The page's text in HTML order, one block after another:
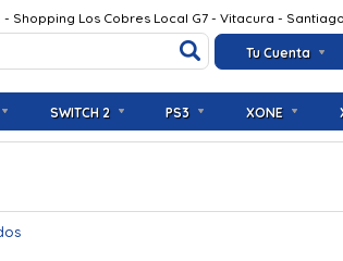
Tu Cuenta
- Shopping Los Cobres Local G7 - Vitacura - Santiago
SWITCH 2 PS3 XONE